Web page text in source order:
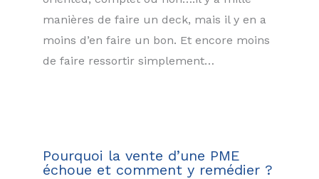
manières de faire un deck, mais il y en a
moins d’en faire un bon. Et encore moins
de faire ressortir simplement…
Pourquoi la vente d’une PME
échoue et comment y remédier ?